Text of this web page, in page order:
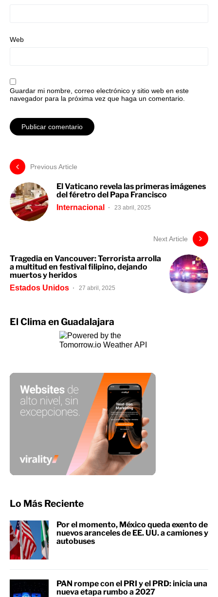
Web
Guardar mi nombre, correo electrónico y sitio web en este
navegador para la próxima vez que haga un comentario.
Previous Article
El Vaticano revela las primeras imágenes
del féretro del Papa Francisco
Internacional 23 abril, 2025
Next Article
Tragedia en Vancouver: Terrorista arrolla
a multitud en festival filipino, dejando
muertos y heridos
Estados Unidos 27 abril, 2025
El Clima en Guadalajara
Lo Más Reciente
Por el momento, México queda exento de
nuevos aranceles de EE. UU. a camiones y
autobuses
PAN rompe con el PRI y el PRD: inicia una
nueva etapa rumbo a 2027